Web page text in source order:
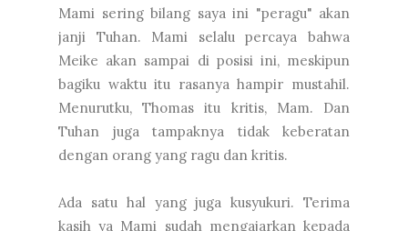
Mami sering bilang saya ini "peragu" akan
janji Tuhan. Mami selalu percaya bahwa
Meike akan sampai di posisi ini, meskipun
bagiku waktu itu rasanya hampir mustahil.
Menurutku, Thomas itu kritis, Mam. Dan
Tuhan juga tampaknya tidak keberatan
dengan orang yang ragu dan kritis.
Ada satu hal yang juga kusyukuri. Terima
kasih ya Mami sudah mengajarkan kepada